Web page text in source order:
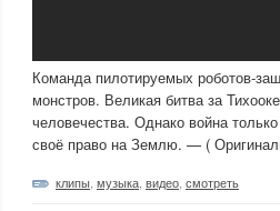
Команда пилотируемых роботов-
монстров. Великая битва за
человечества. Однако война
своё право на Землю. — (
клипы музыка видео смотреть